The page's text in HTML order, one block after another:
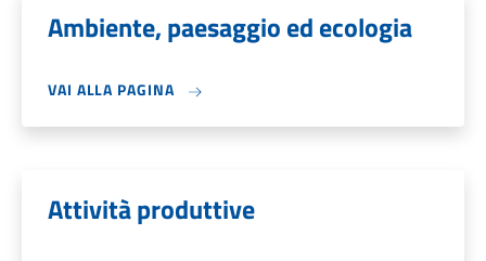
Ambiente, paesaggio ed ecologia
VAI ALLA PAGINA
Attività produttive